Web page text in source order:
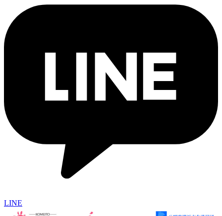
LINE